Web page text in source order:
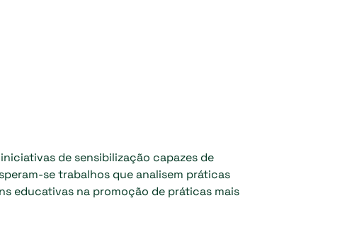
de sensibilização capazes de
se trabalhos que analisem práticas
educativas na promoção de práticas mais